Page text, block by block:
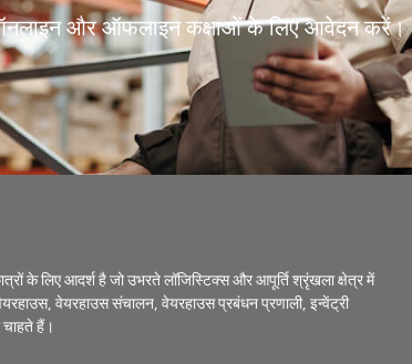
और ऑफलाइन कक्षाओं के लिए आवेदन करें।
के लिए आदर्श है जो उभरते लॉजिस्टिक्स और आपूर्ति श्रृंखला क्षेत्र में
वेयरहाउस संचालन, वेयरहाउस प्रबंधन प्रणाली, इन्वेंट्री
हैं।